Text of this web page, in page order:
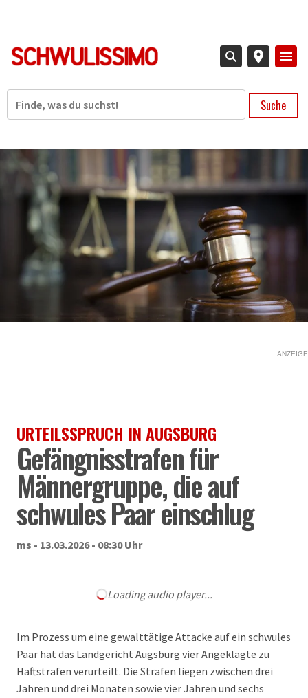
Suche
ANZEIGE
URTEILSSPRUCH IN AUGSBURG
Gefängnisstrafen für
Männergruppe, die auf
schwules Paar einschlug
ms - 13.03.2026 - 08:30 Uhr
Loading audio player...
Im Prozess um eine gewalttätige Attacke auf ein schwules
Paar hat das Landgericht Augsburg vier Angeklagte zu
Haftstrafen verurteilt. Die Strafen liegen zwischen drei
Jahren und drei Monaten sowie vier Jahren und sechs